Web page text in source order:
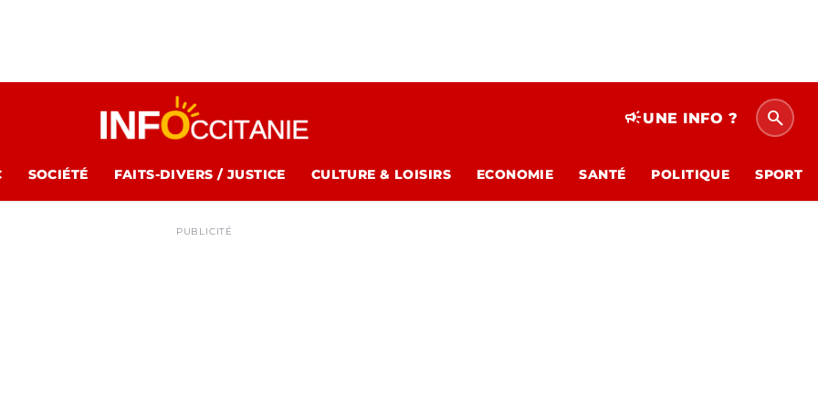
campaignUNE INFO ? search
SOCIÉTÉ FAITS-DIVERS / JUSTICE CULTURE & LOISIRS ECONOMIE SANTÉ POLITIQUE SPORT
PUBLICITÉ